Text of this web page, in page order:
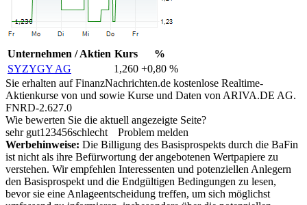
Unternehmen / Aktien Kurs
%
SYZYGY AG
1,260 +0,80 %
Sie erhalten auf FinanzNachrichten.de kostenlose Realtime-
Aktienkurse von und sowie Kurse und Daten von ARIVA.DE AG.
FNRD-2.627.0
Wie bewerten Sie die aktuell angezeigte Seite?
sehr gut1 23456schlecht
Problem melden
Werbehinweise: Die Billigung des Basisprospekts durch die BaFin
ist nicht als ihre Befürwortung der angebotenen Wertpapiere zu
verstehen. Wir empfehlen Interessenten und potenziellen Anlegern
den Basisprospekt und die Endgültigen Bedingungen zu lesen,
bevor sie eine Anlageentscheidung treffen, um sich möglichst